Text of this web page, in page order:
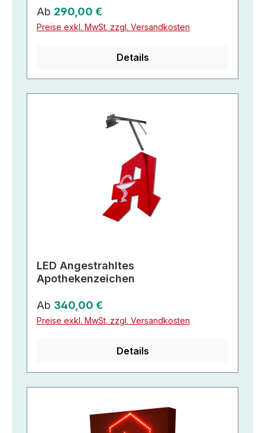
Regulärer Preis:
Ab 290,00 €
Preise exkl. MwSt. zzgl. Versandkosten
Details
LED Angestrahltes
Apothekenzeichen
Regulärer Preis:
Ab 340,00 €
Preise exkl. MwSt. zzgl. Versandkosten
Details